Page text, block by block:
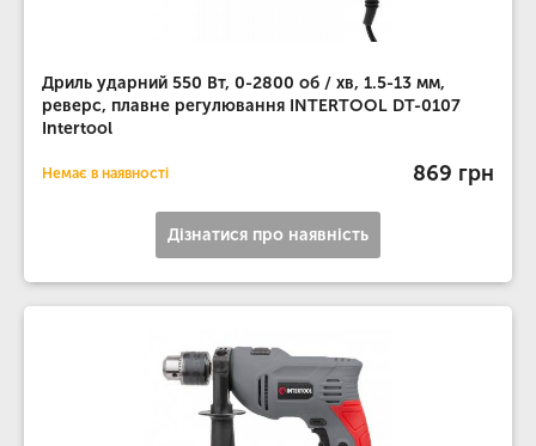
Дриль ударний 550 Вт, 0-2800 об / хв, 1.5-13 мм,
реверс, плавне регулювання INTERTOOL DT-0107
Intertool
Немає в наявності 869 грн
Дізнатися про наявність